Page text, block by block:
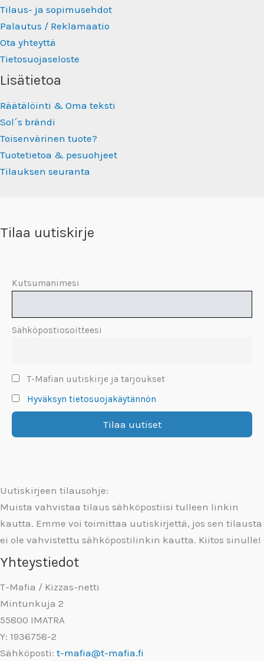
Tilaus- ja sopimusehdot
Palautus / Reklamaatio
Ota yhteyttä
Tietosuojaseloste
Lisätietoa
Räätälöinti & Oma teksti
Sol´s brändi
Toisenvärinen tuote?
Tuotetietoa & pesuohjeet
Tilauksen seuranta
Tilaa uutiskirje
Kutsumanimesi
Sähköpostiosoitteesi
T-Mafian uutiskirje ja tarjoukset
Hyväksyn tietosuojakäytännön
Uutiskirjeen tilausohje:
Muista vahvistaa tilaus sähköpostiisi tulleen linkin
kautta. Emme voi toimittaa uutiskirjettä, jos sen tilausta
ei ole vahvistettu sähköpostilinkin kautta. Kiitos sinulle!
Yhteystiedot
T-Mafia / Kizzas-netti
Mintunkuja 2
55800 IMATRA
Y: 1936758-2
Sähköposti: t-mafia@t-mafia.fi